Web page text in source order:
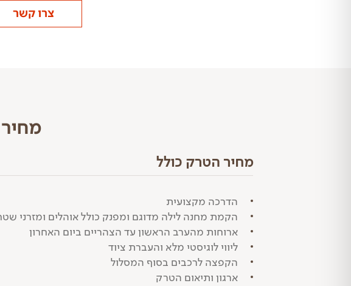
צרו קשר
מחיר הטרק כולל
הדרכה מקצועית
הקמת מחנה לילה מדוגם ומפנק כולל אוהלים ומזרני
ארוחות מהערב הראשון עד הצהריים ביום האחרון
ליווי לוגיסטי מלא והעברת ציוד
הקפצה לרכבים בסוף המסלול
ארגון ותיאום הטרק